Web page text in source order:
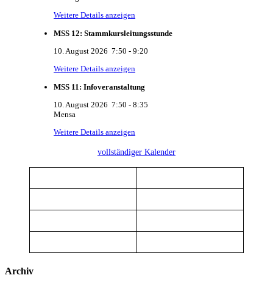
Weitere Details anzeigen
MSS 12: Stammkursleitungsstunde
10. August 2026 7:50 - 9:20
Weitere Details anzeigen
MSS 11: Infoveranstaltung
10. August 2026 7:50 - 8:35
Mensa
Weitere Details anzeigen
vollständiger Kalender
Archiv